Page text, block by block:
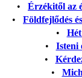
• Érzékitől az
• Földfejlődés
•
• Isteni
•
•